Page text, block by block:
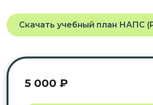
Скачать учебный план НАПС
5 000 ₽